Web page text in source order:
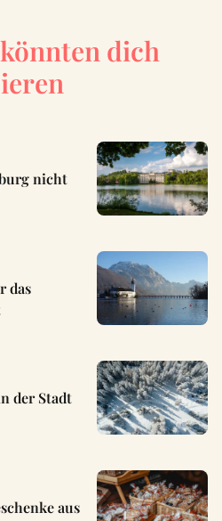
dich
nicht
das
der Stadt
aus